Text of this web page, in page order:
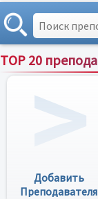
TOP 20
Добавить
Преподавателя